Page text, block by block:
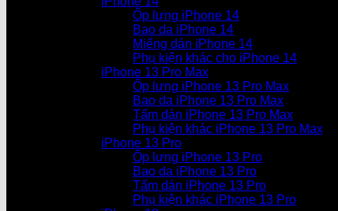
Ốp lưng iPhone 14
Bao da iPhone 14
Miếng dán iPhone 14
Phụ kiện khác cho iPhone 14
iPhone 13 Pro Max
Ốp lưng iPhone 13 Pro Max
Bao da iPhone 13 Pro Max
Tấm dán iPhone 13 Pro Max
Phụ kiện khác iPhone 13 Pro Max
iPhone 13 Pro
Ốp lưng iPhone 13 Pro
Bao da iPhone 13 Pro
Tấm dán iPhone 13 Pro
Phụ kiện khác iPhone 13 Pro